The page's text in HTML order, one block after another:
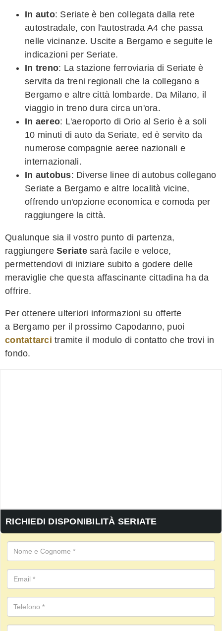
In auto: Seriate è ben collegata dalla rete
autostradale, con l'autostrada A4 che passa
nelle vicinanze. Uscite a Bergamo e seguite le
indicazioni per Seriate.
In treno: La stazione ferroviaria di Seriate è
servita da treni regionali che la collegano a
Bergamo e altre città lombarde. Da Milano, il
viaggio in treno dura circa un'ora.
In aereo: L'aeroporto di Orio al Serio è a soli
10 minuti di auto da Seriate, ed è servito da
numerose compagnie aeree nazionali e
internazionali.
In autobus: Diverse linee di autobus collegano
Seriate a Bergamo e altre località vicine,
offrendo un'opzione economica e comoda per
raggiungere la città.
Qualunque sia il vostro punto di partenza,
raggiungere Seriatesarà facile e veloce,
permettendovi di iniziare subito a godere delle
meraviglie che questa affascinante cittadina ha da
offrire.
Per ottenere ulteriori informazioni su offerte
a Bergamo per il prossimo Capodanno, puoi
contattarci tramite il modulo di contatto che trovi in
fondo.
RICHIEDI DISPONIBILITÀ SERIATE